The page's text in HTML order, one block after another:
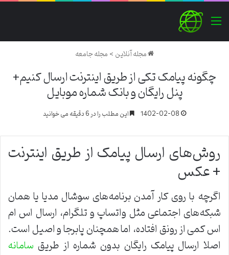
منو
مجله آنلاین>مجله جامعه
چگونه پیامک تکی از طریق اینترنت ارسال کنیم+
پنل رایگان و بانک شماره موبایل
1402-02-08 این مطلب را در 6 دقیقه می خوانید
روش‌های ارسال پیامک از طریق اینترنت
+ عکس
اگرچه با روی کار آمدن برنامه‌های سوشال مدیا یا همان
شبکه‌های اجتماعی مثل واتساپ و تلگرام، ارسال اس ام
اس کمی از رونق افتاده، اما همچنان پابرجا و اصیل است.
اصلا ارسال پیامک رایگان بدون شماره از طریق سامانه